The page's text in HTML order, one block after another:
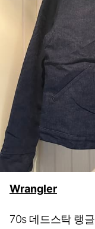
Wrangler
70s 데드스탁 랭